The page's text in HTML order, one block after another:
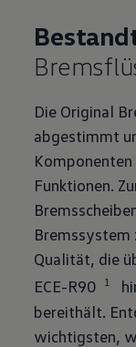
Die Original
abgestimmt
Funktionen.
Bremssystem
Qualität, die
ECE-R90
1
bereithält.
wichtigsten,